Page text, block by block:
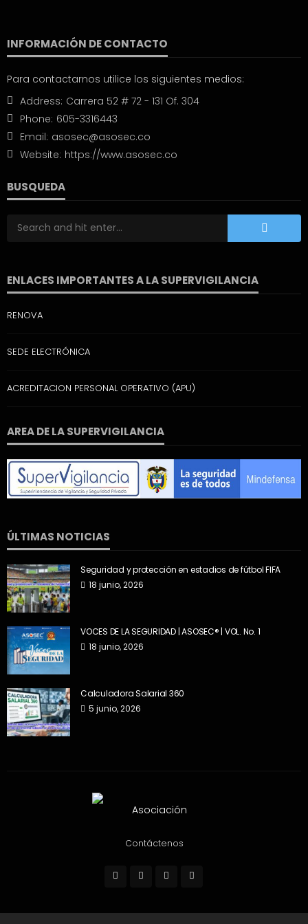
INFORMACIÓN DE CONTACTO
Para contactarnos utilice los siguientes medios:
Address: Carrera 52 # 72 - 131 Of. 304
Phone: 605-3316443
Email: asosec@asosec.co
Website: https://www.asosec.co
BUSQUEDA
ENLACES IMPORTANTES A LA SUPERVIGILANCIA
RENOVA
SEDE ELECTRÓNICA
ACREDITACION PERSONAL OPERATIVO (APU)
AREA DE LA SUPERVIGILANCIA
ÚLTIMAS NOTICIAS
Seguridad y protección en estadios de fútbol FIFA
18 junio, 2026
VOCES DE LA SEGURIDAD | ASOSEC® | VOL. No. 1
18 junio, 2026
Calculadora Salarial 360
5 junio, 2026
Contáctenos